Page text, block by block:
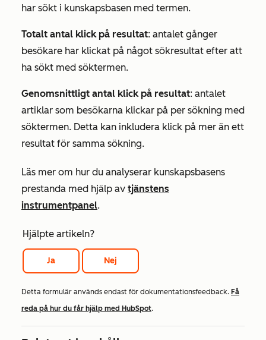
har sökt i kunskapsbasen med termen.
Totalt antal klick på resultat: antalet gånger
besökare har klickat på något sökresultat efter att
ha sökt med söktermen.
Genomsnittligt antal klick på resultat: antalet
artiklar som besökarna klickar på per sökning med
söktermen. Detta kan inkludera klick på mer än ett
resultat för samma sökning.
Läs mer om hur du analyserar kunskapsbasens
prestanda med hjälp av tjänstens
instrumentpanel.
Hjälpte artikeln?
Ja Nej
Detta formulär används endast för dokumentationsfeedback. Få
reda på hur du får hjälp med HubSpot.